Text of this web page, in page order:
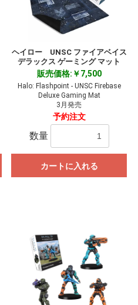
ヘイロー UNSC ファイアベイス
デラックス ゲーミング マット
販売価格:￥7,500
Halo: Flashpoint - UNSC Firebase
Deluxe Gaming Mat
3月発売
予約注文
数量
カートに入れる